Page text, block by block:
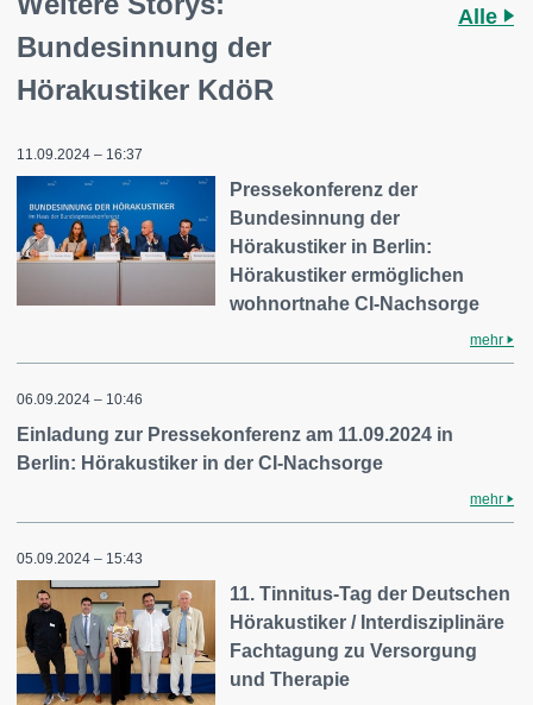
Bundesinnung der
Hörakustiker KdöR
Alle
11.09.2024 – 16:37
Pressekonferenz der
Bundesinnung der
Hörakustiker in Berlin:
Hörakustiker ermöglichen
wohnortnahe CI-Nachsorge
mehr
06.09.2024 – 10:46
Einladung zur Pressekonferenz am 11.09.2024 in
Berlin: Hörakustiker in der CI-Nachsorge
mehr
05.09.2024 – 15:43
11. Tinnitus-Tag der Deutschen
Hörakustiker / Interdisziplinäre
Fachtagung zu Versorgung
und Therapie